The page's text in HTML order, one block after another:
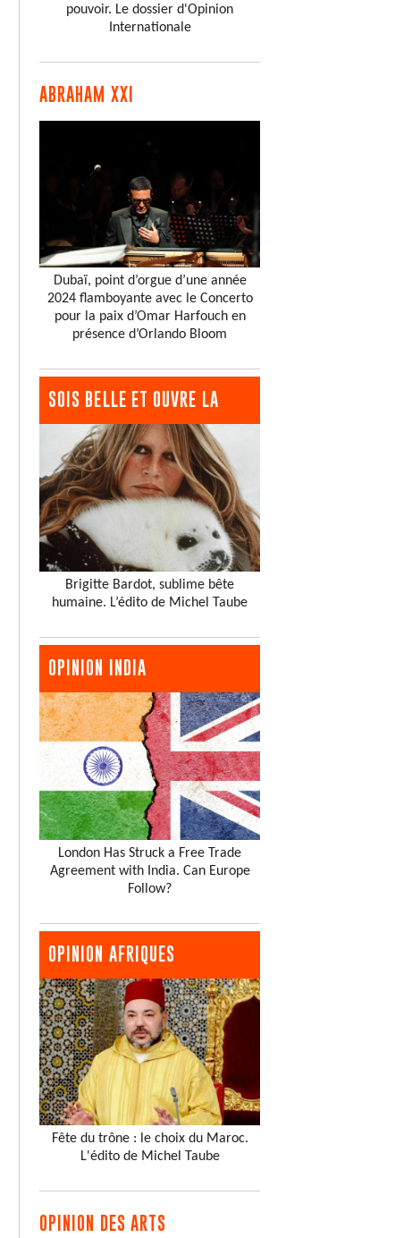
pouvoir. Le dossier d'Opinion
Internationale
ABRAHAM XXI
Dubaï, point d’orgue d’une année
2024 flamboyante avec le Concerto
pour la paix d’Omar Harfouch en
présence d’Orlando Bloom
SOIS BELLE ET OUVRE LA
Brigitte Bardot, sublime bête
humaine. L’édito de Michel Taube
OPINION INDIA
London Has Struck a Free Trade
Agreement with India. Can Europe
Follow?
OPINION AFRIQUES
Fête du trône : le choix du Maroc.
L'édito de Michel Taube
OPINION DES ARTS